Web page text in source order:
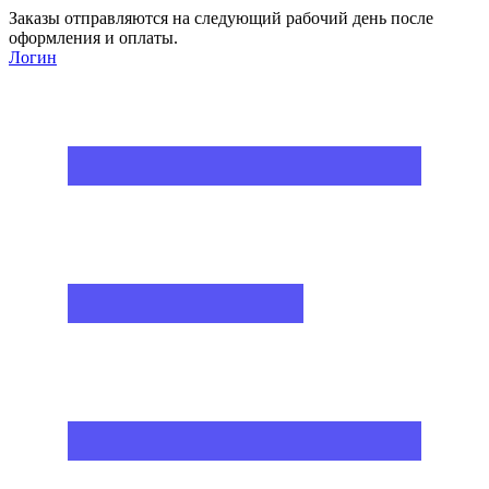
Заказы отправляются на следующий рабочий день после
оформления и оплаты.
Логин